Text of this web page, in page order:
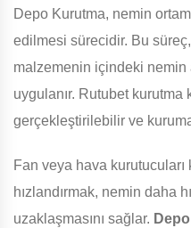
Depo Kurutma, nemin
edilmesi sürecidir. Bu
malzemenin içindeki nemin
uygulanır. Rutubet kurutma
gerçekleştirilebilir ve
Fan veya hava kurutucuları
hızlandırmak, nemin daha
uzaklaşmasını sağlar.